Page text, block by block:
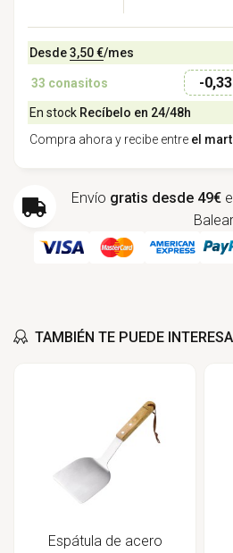
Desde3,50 €/mes
33 conasitos -
En stock Recíbelo en 24/48h
Compra ahora y recibe entre el
Envío gratis desde 49€
TAMBIÉN TE PUEDE
Espátula de acero